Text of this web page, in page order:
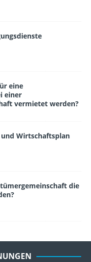
eine
einer
vermietet werden?
Wirtschaftsplan
die